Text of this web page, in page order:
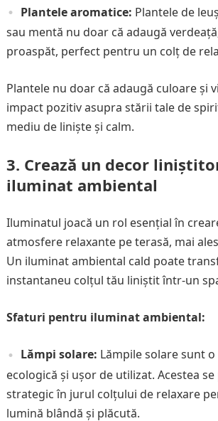
Plantele aromatice: Plantele de
sau mentă nu doar că adaugă
proaspăt, perfect pentru un colț de
Plantele nu doar că adaugă culoare și
impact pozitiv asupra stării tale de
mediu de liniște și calm.
3. Crează un decor
iluminat ambiental
Iluminatul joacă un rol esențial în
atmosfere relaxante pe terasă, mai
Un iluminat ambiental cald poate
instantaneu colțul tău liniștit într-un
Sfaturi pentru iluminat ambiental:
Lămpi solare: Lămpile solare sunt
ecologică și ușor de utilizat. Acestea
strategic în jurul colțului de relaxare
lumină blândă și plăcută.